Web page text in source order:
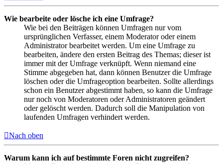
Wie bearbeite oder lösche ich eine Umfrage?
Wie bei den Beiträgen können Umfragen nur vom
ursprünglichen Verfasser, einem Moderator oder einem
Administrator bearbeitet werden. Um eine Umfrage zu
bearbeiten, ändere den ersten Beitrag des Themas; dieser ist
immer mit der Umfrage verknüpft. Wenn niemand eine
Stimme abgegeben hat, dann können Benutzer die Umfrage
löschen oder die Umfrageoption bearbeiten. Sollte allerdings
schon ein Benutzer abgestimmt haben, so kann die Umfrage
nur noch von Moderatoren oder Administratoren geändert
oder gelöscht werden. Dadurch soll die Manipulation von
laufenden Umfragen verhindert werden.
Nach oben
Warum kann ich auf bestimmte Foren nicht zugreifen?